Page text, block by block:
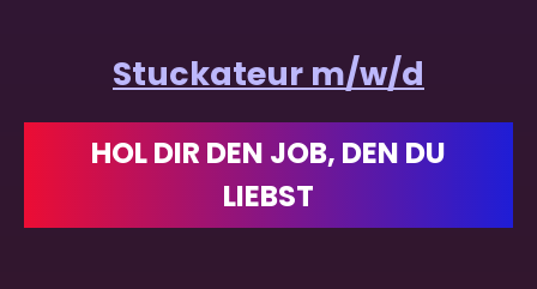
Stuckateur m/w/d
HOL DIR DEN JOB, DEN DU
LIEBST